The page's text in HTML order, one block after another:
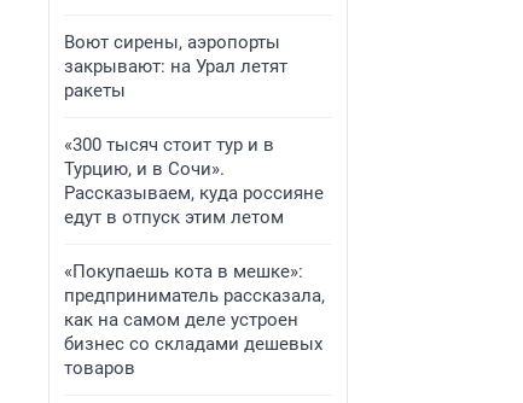
Воют сирены, аэропорты
закрывают: на Урал летят
ракеты
«300 тысяч стоит тур и в
Турцию, и в Сочи».
Рассказываем, куда россияне
едут в отпуск этим летом
«Покупаешь кота в мешке»:
предприниматель рассказала,
как на самом деле устроен
бизнес со складами дешевых
товаров